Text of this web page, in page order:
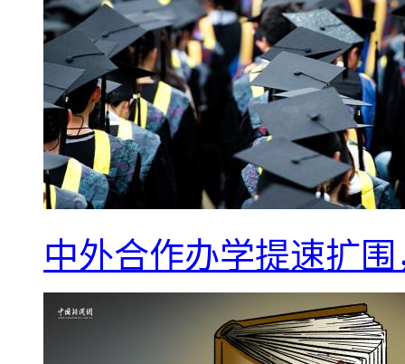
中外合作办学提速扩